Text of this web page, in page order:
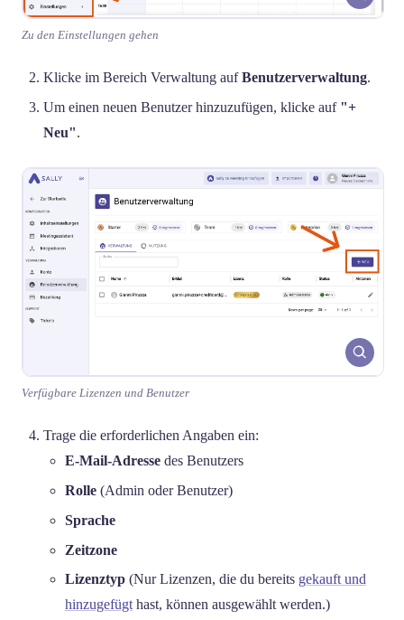
Zu den Einstellungen gehen
Klicke im Bereich Verwaltung aufBenutzerverwaltung.
Um einen neuen Benutzer hinzuzufügen, klicke auf "+
Neu".
Verfügbare Lizenzen und Benutzer
Trage die erforderlichen Angaben ein:
E-Mail-Adresse des Benutzers
Rolle (Admin oder Benutzer)
Sprache
Zeitzone
Lizenztyp (Nur Lizenzen, die du bereits gekauft und
hinzugefügt hast, können ausgewählt werden.)